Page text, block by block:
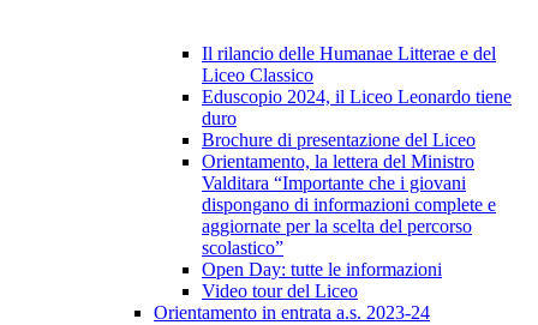
Il rilancio delle Humanae Litterae e del
Liceo Classico
Eduscopio 2024, il Liceo Leonardo tiene
duro
Brochure di presentazione del Liceo
Orientamento, la lettera del Ministro
Valditara “Importante che i giovani
dispongano di informazioni complete e
aggiornate per la scelta del percorso
scolastico”
Open Day: tutte le informazioni
Video tour del Liceo
Orientamento in entrata a.s. 2023-24